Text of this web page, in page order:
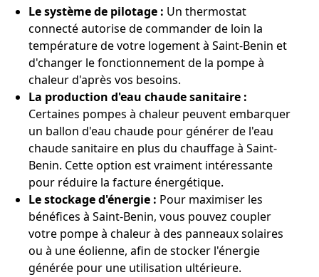
Le système de pilotage : Un thermostat
connecté autorise de commander de loin la
température de votre logement à Saint-Benin et
d'changer le fonctionnement de la pompe à
chaleur d'après vos besoins.
La production d'eau chaude sanitaire :
Certaines pompes à chaleur peuvent embarquer
un ballon d'eau chaude pour générer de l'eau
chaude sanitaire en plus du chauffage à Saint-
Benin. Cette option est vraiment intéressante
pour réduire la facture énergétique.
Le stockage d'énergie : Pour maximiser les
bénéfices à Saint-Benin, vous pouvez coupler
votre pompe à chaleur à des panneaux solaires
ou à une éolienne, afin de stocker l'énergie
générée pour une utilisation ultérieure.